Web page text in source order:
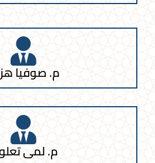
م. صوفيا
م. لمى